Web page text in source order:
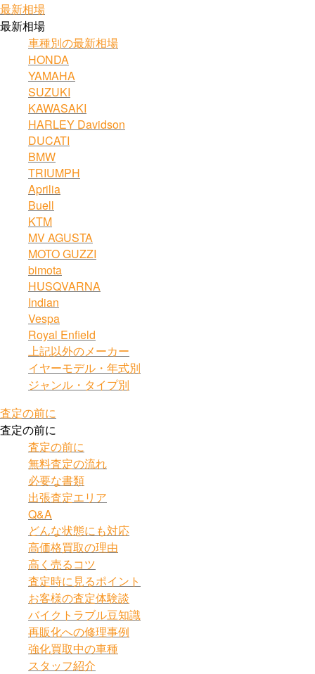
最新相場
最新相場
車種別の最新相場
HONDA
YAMAHA
SUZUKI
KAWASAKI
HARLEY Davidson
DUCATI
BMW
TRIUMPH
Aprilia
Buell
KTM
MV AGUSTA
MOTO GUZZI
bimota
HUSQVARNA
Indian
Vespa
Royal Enfield
上記以外のメーカー
イヤーモデル・年式別
ジャンル・タイプ別
査定の前に
査定の前に
査定の前に
無料査定の流れ
必要な書類
出張査定エリア
Q&A
どんな状態にも対応
高価格買取の理由
高く売るコツ
査定時に見るポイント
お客様の査定体験談
バイクトラブル豆知識
再販化への修理事例
強化買取中の車種
スタッフ紹介